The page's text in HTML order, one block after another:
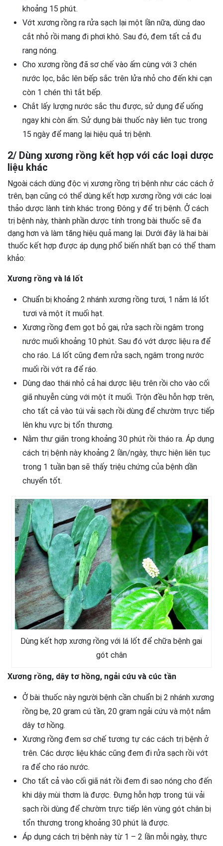
khoảng 15 phút.
Vớt xương rồng ra rửa sạch lại một lần nữa, dùng dao
cắt nhỏ rồi mang đi phơi khô. Sau đó, đem tất cả đu
rang nóng.
Cho xương rồng đã sơ chế vào ấm cùng với 3 chén
nước lọc, bắc lên bếp sắc trên lửa nhỏ cho đến khi cạn
còn 1 chén thì tắt bếp.
Chắt lấy lượng nước sắc thu được, sử dụng để uống
ngay khi còn ấm. Sử dụng bài thuốc này liên tục trong
15 ngày để mang lại hiệu quả trị bệnh.
2/ Dùng xương rồng kết hợp với các loại dược
liệu khác
Ngoài cách dùng độc vị xương rồng trị bệnh như các cách ở
trên, bạn cũng có thể dùng kết hợp xương rồng với các loại
thảo dược lành tính khác trong Đông y để trị bệnh. Ở cách
trị bệnh này, thành phần dược tính trong bài thuốc sẽ đa
dạng hơn và làm tăng hiệu quả mang lại. Dưới đây là hai bài
thuốc kết hợp được áp dụng phổ biến nhất bạn có thể tham
khảo:
Xương rồng và lá lốt
Chuẩn bị khoảng 2 nhánh xương rồng tươi, 1 nắm lá lốt
tươi và một ít muối hạt.
Xương rồng đem gọt bỏ gai, rửa sạch rồi ngâm trong
nước muối khoảng 10 phút. Sau đó vớt dược liệu ra để
cho ráo. Lá lốt cũng đem rửa sạch, ngâm trong nước
muối rồi vớt ra để ráo.
Dùng dao thái nhỏ cả hai dược liệu trên rồi cho vào cối
giã nhuyễn cùng với một ít muối. Trộn đều hỗn hợp trên,
cho tất cả vào túi vải sạch rồi dùng để chườm trực tiếp
lên khu vực bị tổn thương.
Nằm thư giãn trong khoảng 30 phút rồi tháo ra. Áp dụng
cách trị bệnh này khoảng 2 lần/ngày, thực hiện liên tục
trong 1 tuần bạn sẽ thấy triệu chứng của bệnh dần
chuyển tốt.
Dùng kết hợp xương rồng với lá lốt để chữa bệnh gai
gót chân
Xương rồng, dây tơ hồng, ngải cứu và cúc tần
Ở bài thuốc này người bệnh cần chuẩn bị 2 nhánh xương
rồng bẹ, 20 gram cú tần, 20 gram ngải cứu và một nắm
dây tơ hồng.
Xương rồng đem sơ chế tương tự các cách trị bệnh ở
trên. Các dược liệu khác cũng đem đi rửa sạch rồi vớt
ra để cho ráo nước.
Cho tất cả vào cối giã nát rồi đem đi sao nóng cho đến
khi dậy mùi thơm là được. Đựng hỗn hợp trong túi vải
sạch rồi dùng để chườm trực tiếp lên vùng gót chân bị
tổn thương trong khoảng 30 phút là được.
Áp dụng cách trị bệnh này từ 1 – 2 lần mỗi ngày, thực